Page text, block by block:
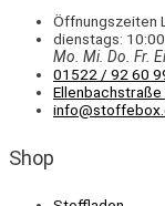
Öffnungszeiten
dienstags:
Mo. Mi. Do. Fr.
01522 / 92 60
Shop